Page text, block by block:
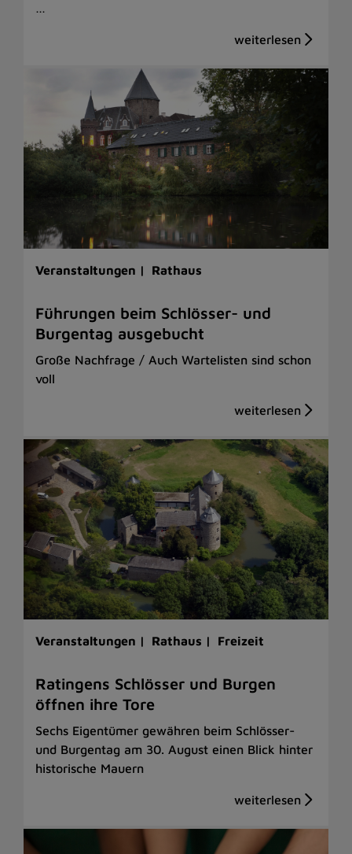
…
Veranstaltungen | Rathaus
Führungen beim Schlösser- und
Burgentag ausgebucht
Große Nachfrage / Auch Wartelisten sind schon
voll
Veranstaltungen | Rathaus | Freizeit
Ratingens Schlösser und Burgen
öffnen ihre Tore
Sechs Eigentümer gewähren beim Schlösser-
und Burgentag am 30. August einen Blick hinter
historische Mauern